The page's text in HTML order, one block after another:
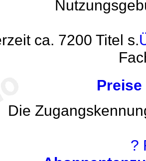
ca. 7200 Titel s.
Die
?